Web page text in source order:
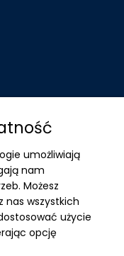
umożliwiają
nam
Możesz
nas wszystkich
użycie
opcję